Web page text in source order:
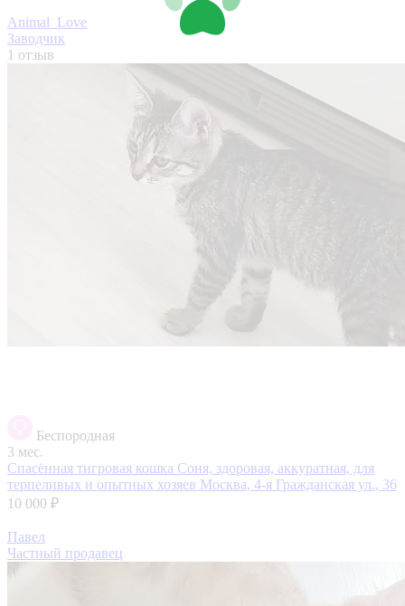
Animal_Love
Заводчик
1 отзыв
Беспородная
3 мес.
Спасённая тигровая кошка Соня, здоровая, аккуратная, для
терпеливых и опытных хозяев Москва, 4-я Гражданская ул., 36
10 000 ₽
Павел
Частный продавец